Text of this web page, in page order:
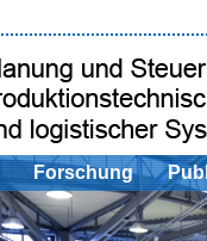
Forschung